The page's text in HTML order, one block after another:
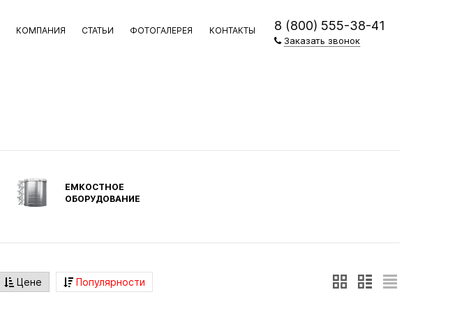
КОМПАНИЯ СТАТЬИ ФОТОГАЛЕРЕЯ КОНТАКТЫ 8 (800) 555-38-41
Заказать звонок
ЕМКОСТНОЕ
ОБОРУДОВАНИЕ
Цене Популярности